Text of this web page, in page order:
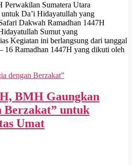
Sumatera Utara
Da’i Hidayatullah yang
Dakwah Ramadhan 1447H
Sumut yang
Kegiatan ini berlangsung dari tanggal
16 Ramadhan 1447H yang dikuti oleh
BMH Gaungkan
Berzakat” untuk
Umat